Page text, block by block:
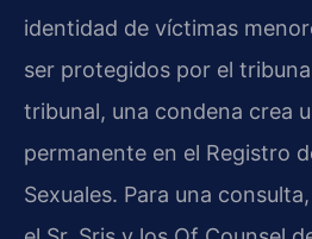
identidad de víctimas
ser protegidos por el
tribunal, una condena crea
permanente en el Registro
Sexuales. Para una